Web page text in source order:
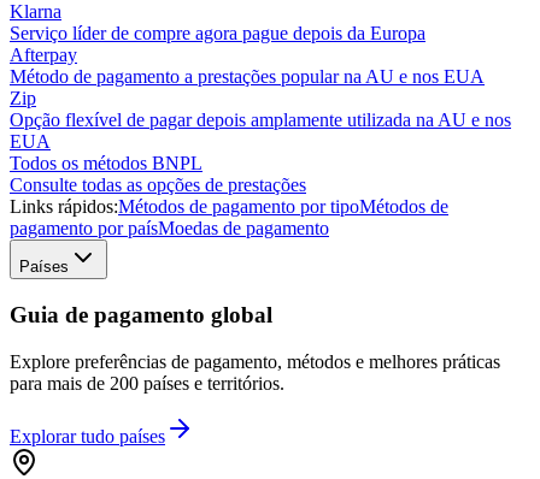
Klarna
Serviço líder de compre agora pague depois da Europa
Afterpay
Método de pagamento a prestações popular na AU e nos EUA
Zip
Opção flexível de pagar depois amplamente utilizada na AU e nos
EUA
Todos os métodos BNPL
Consulte todas as opções de prestações
Links rápidos:Métodos de pagamento por tipoMétodos de
pagamento por paísMoedas de pagamento
Países
Guia de pagamento global
Explore preferências de pagamento, métodos e melhores práticas
para mais de 200 países e territórios.
Explorar tudo países